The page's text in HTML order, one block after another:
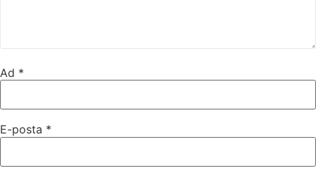
Ad *
E-posta *